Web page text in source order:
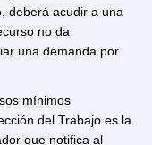
de la
pagadas en cuotas.
de